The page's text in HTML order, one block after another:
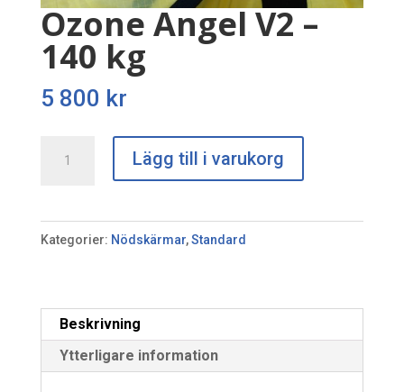
Ozone Angel V2 –
140 kg
5 800 kr
-
140
Lägg till i varukorg
Kategorier: Nödskärmar,Standard
Beskrivning
Ytterligare information